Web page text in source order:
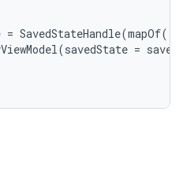
= SavedStateHandle(mapOf(
(savedState =